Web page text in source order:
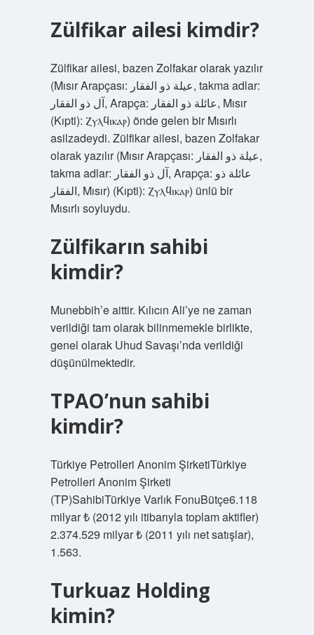
Zülfikar ailesi kimdir?
Zülfikar ailesi, bazen Zolfakar olarak yazılır
(Mısır Arapçası: عيلة ذو الفقار, takma adlar:
آل ذو الفقار, Arapça: عائلة ذو الفقار, Mısır
(Kıpti): Ⲍⲩⲗϥⲓⲕⲁⲣ) önde gelen bir Mısırlı
asilzadeydi. Zülfikar ailesi, bazen Zolfakar
olarak yazılır (Mısır Arapçası: عيلة ذو الفقار,
takma adlar: آل ذو الفقار, Arapça: عائلة ذو
الفقار, Mısır) (Kıpti): Ⲍⲩⲗϥⲓⲕⲁⲣ) ünlü bir
Mısırlı soyluydu.
Zülfikarın sahibi
kimdir?
Munebbih’e aittir. Kılıcın Ali’ye ne zaman
verildiği tam olarak bilinmemekle birlikte,
genel olarak Uhud Savaşı’nda verildiği
düşünülmektedir.
TPAO’nun sahibi
kimdir?
Türkiye Petrolleri Anonim ŞirketiTürkiye
Petrolleri Anonim Şirketi
(TP)SahibiTürkiye Varlık FonuBütçe6.118
milyar ₺ (2012 yılı itibarıyla toplam aktifler)
2.374.529 milyar ₺ (2011 yılı net satışlar),
1.563.
Turkuaz Holding
kimin?